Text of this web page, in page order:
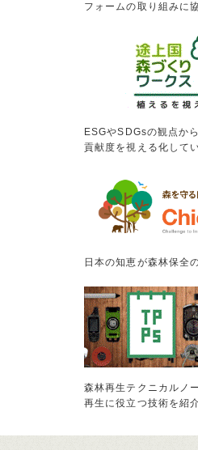
フォームの取り組みに
ESGやSDGsの観点か
貢献度を視える化して
日本の知恵が森林保全
森林再生テクニカルノ
再生に役立つ技術を紹